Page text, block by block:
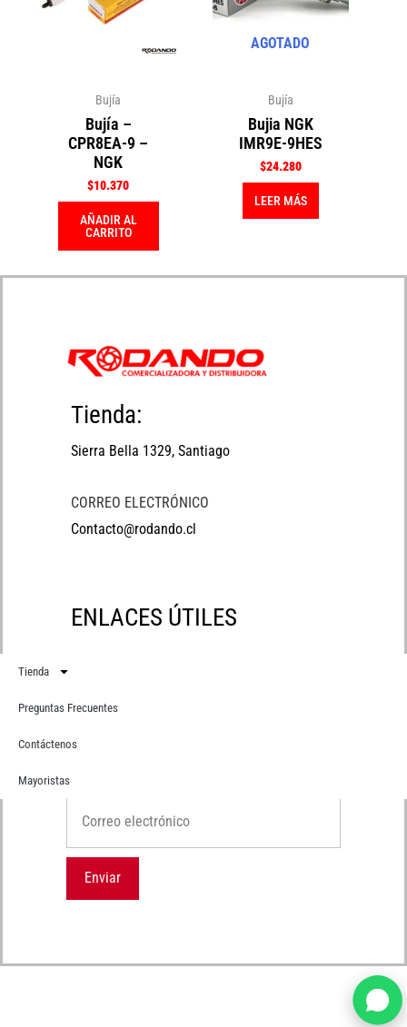
Bujía
Bujía –
CPR8EA-9 –
NGK
$10.370
AÑADIR AL
CARRITO
AGOTADO
Bujía
Bujia NGK
IMR9E-9HES
$24.280
LEER MÁS
Tienda:
Sierra Bella 1329, Santiago
CORREO ELECTRÓNICO
Contacto@rodando.cl
ENLACES ÚTILES
Tienda
Preguntas Frecuentes
Contáctenos
Mayoristas
Suscríbete
Correo electrónico
Enviar